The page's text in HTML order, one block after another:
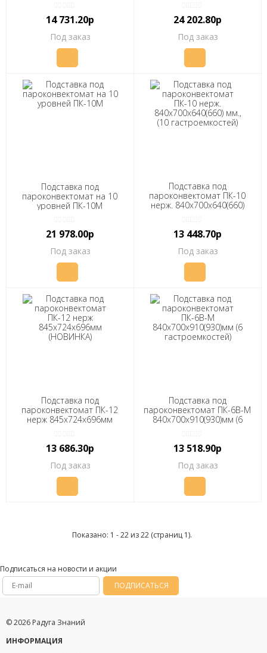
14 731.20р
Под заказ
24 202.80р
Под заказ
Подставка под
пароконвектомат на 10
уровней ПК-10М
21 978.00р
Под заказ
Подставка под
пароконвектомат ПК-10
нерж. 840х700х640(660)
13 448.70р
Под заказ
Подставка под
пароконвектомат ПК-12
нерж 845х724х696мм
13 686.30р
Под заказ
Подставка под
пароконвектомат ПК-6В-М
840х700х910(930)мм (6
13 518.90р
Под заказ
Показано: 1 - 22 из 22 (страниц 1).
Подписаться на новости и акции
ПОДПИСАТЬСЯ
© 2026 Радуга Знаний
ИНФОРМАЦИЯ